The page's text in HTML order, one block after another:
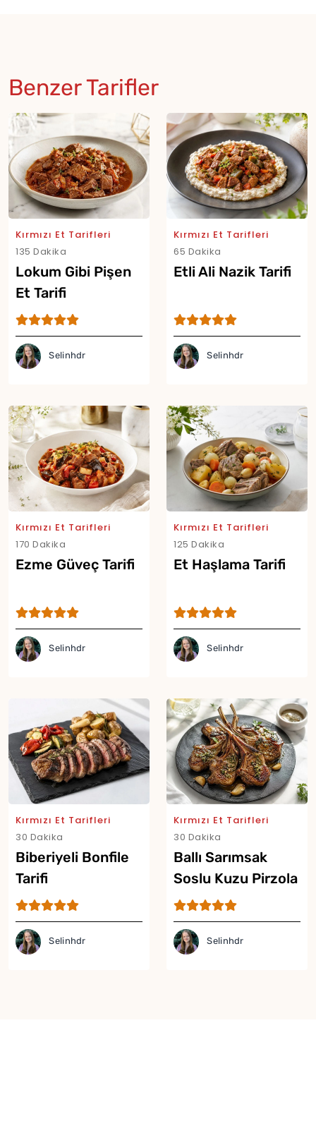
Benzer Tarifler
Kırmızı Et Tarifleri
135 Dakika
Lokum Gibi Pişen
Et Tarifi
Selinhdr
Kırmızı Et Tarifleri
65 Dakika
Etli Ali Nazik Tarifi
Selinhdr
Kırmızı Et Tarifleri
170 Dakika
Ezme Güveç Tarifi
Selinhdr
Kırmızı Et Tarifleri
125 Dakika
Et Haşlama Tarifi
Selinhdr
Kırmızı Et Tarifleri
30 Dakika
Biberiyeli Bonfile
Tarifi
Selinhdr
Kırmızı Et Tarifleri
30 Dakika
Ballı Sarımsak
Soslu Kuzu Pirzola
Tarifi
Selinhdr